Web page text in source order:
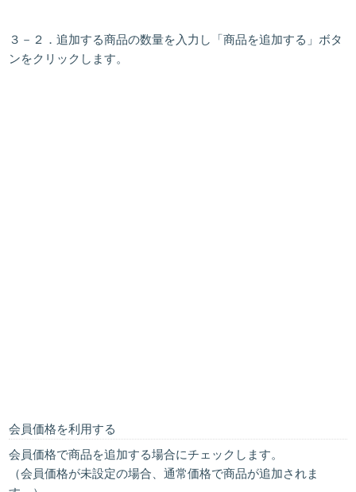
３－２．追加する商品の数量を入力 し「商品を追加する 」ボタ
ンをクリックします。
会員価格を利用する
会員価格で商品を追加する場合にチェックします。
（会員価格が未設定の場合、通常価格で商品が追加されま